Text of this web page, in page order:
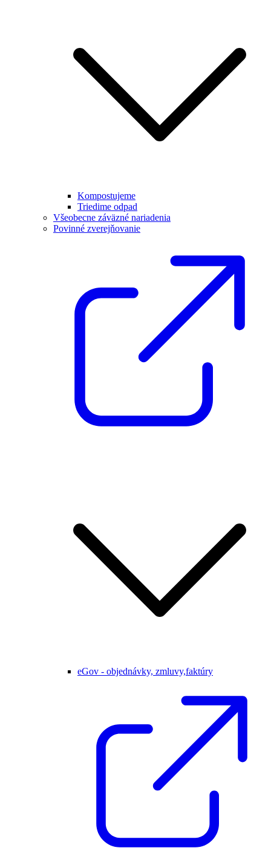
Kompostujeme
Triedime odpad
Všeobecne záväzné nariadenia
Povinné zverejňovanie
eGov - objednávky, zmluvy,faktúry